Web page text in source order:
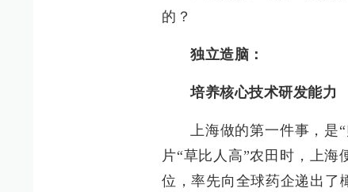
的？
独立造脑：
培养核心技术研发能力
上海做的第一件事，是
片“草比人高”农田时，上
位，率先向全球药企递出了